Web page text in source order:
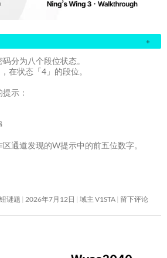
+
分为八个段位状态。
在状态「4」的段位。
示：
通道发现的W提示中的前五位数字。
谜题 2026年7月12日 域主 V1STA 留下评论